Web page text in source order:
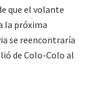
que el volante
la próxima
se reencontraría
de Colo-Colo al